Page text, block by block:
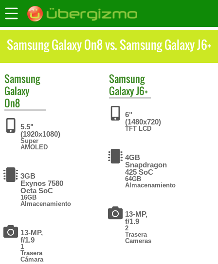
Samsung Galaxy On8 vs. Samsung Galaxy J6+
Samsung
Galaxy
On8
5.5"
(1920x1080)
Super
AMOLED
3GB
Exynos 7580
Octa SoC
16GB
Almacenamiento
13-MP,
f/1.9
1
Trasera
Cámara
Samsung
Galaxy J6+
6"
(1480x720)
TFT LCD
4GB
Snapdragon
425 SoC
64GB
Almacenamiento
13-MP,
f/1.9
2
Trasera
Cameras